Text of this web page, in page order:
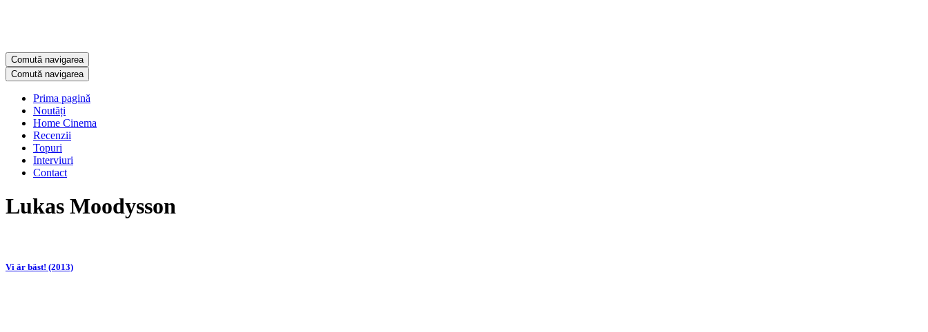
Comută navigarea
Comută navigarea
Prima pagină
Noutăți
Home Cinema
Recenzii
Topuri
Interviuri
Contact
Lukas Moodysson
Vi är bäst! (2013)